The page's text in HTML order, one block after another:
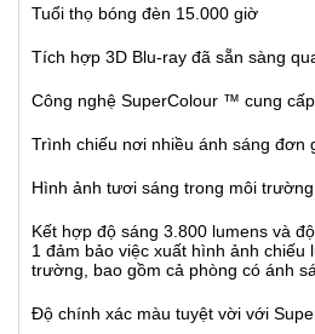
Tuổi thọ bóng đèn 15.000 giờ
Tích hợp 3D Blu-ray đã sẵn sàng
Công nghệ SuperColour ™ cung
Trình chiếu nơi nhiều ánh sáng đơn
Hình ảnh tươi sáng trong môi
Kết hợp độ sáng 3.800 lumens và
1 đảm bảo việc xuất hình ảnh chiếu
trường, bao gồm cả phòng có ánh
Độ chính xác màu tuyệt vời với